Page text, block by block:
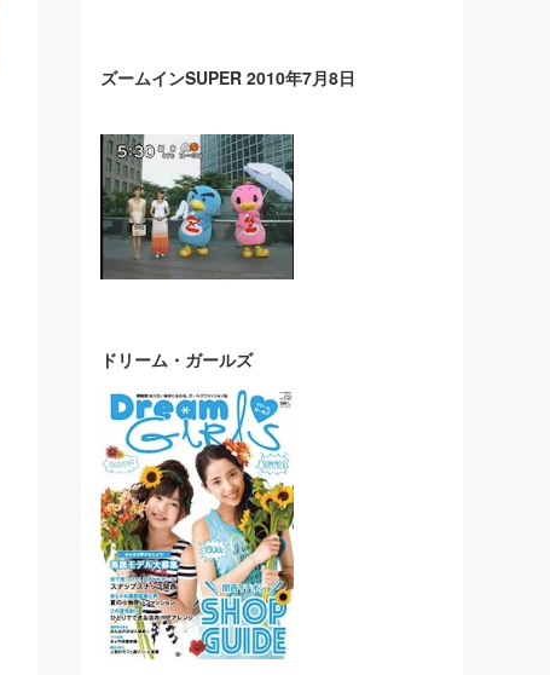
ズームインSUPER 2010年7月8日
ドリーム・ガールズ